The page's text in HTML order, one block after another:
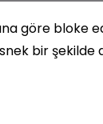
göre bloke
bir şekilde